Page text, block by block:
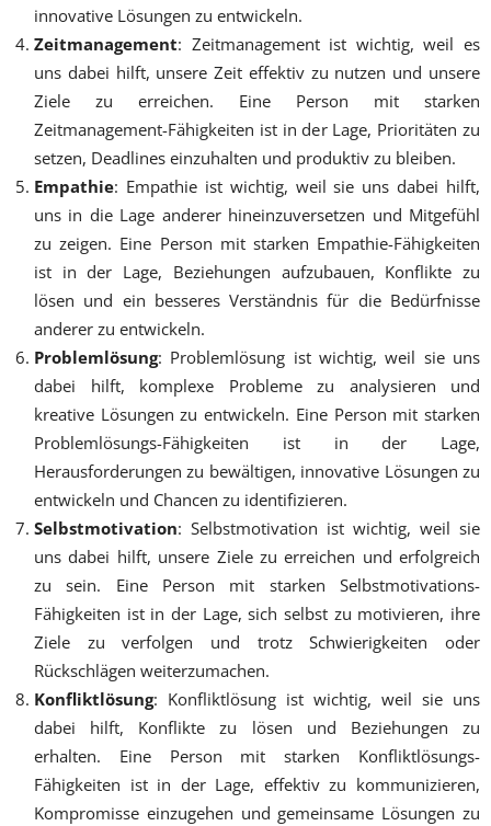
innovative Lösungen zu entwickeln.
Zeitmanagement: Zeitmanagement ist wichtig, weil es
uns dabei hilft, unsere Zeit effektiv zu nutzen und unsere
Ziele zu erreichen. Eine Person mit starken
Zeitmanagement-Fähigkeiten ist in der Lage, Prioritäten zu
setzen, Deadlines einzuhalten und produktiv zu bleiben.
Empathie: Empathie ist wichtig, weil sie uns dabei hilft,
uns in die Lage anderer hineinzuversetzen und Mitgefühl
zu zeigen. Eine Person mit starken Empathie-Fähigkeiten
ist in der Lage, Beziehungen aufzubauen, Konflikte zu
lösen und ein besseres Verständnis für die Bedürfnisse
anderer zu entwickeln.
Problemlösung: Problemlösung ist wichtig, weil sie uns
dabei hilft, komplexe Probleme zu analysieren und
kreative Lösungen zu entwickeln. Eine Person mit starken
Problemlösungs-Fähigkeiten ist in der Lage,
Herausforderungen zu bewältigen, innovative Lösungen zu
entwickeln und Chancen zu identifizieren.
Selbstmotivation: Selbstmotivation ist wichtig, weil sie
uns dabei hilft, unsere Ziele zu erreichen und erfolgreich
zu sein. Eine Person mit starken Selbstmotivations-
Fähigkeiten ist in der Lage, sich selbst zu motivieren, ihre
Ziele zu verfolgen und trotz Schwierigkeiten oder
Rückschlägen weiterzumachen.
Konfliktlösung: Konfliktlösung ist wichtig, weil sie uns
dabei hilft, Konflikte zu lösen und Beziehungen zu
erhalten. Eine Person mit starken Konfliktlösungs-
Fähigkeiten ist in der Lage, effektiv zu kommunizieren,
Kompromisse einzugehen und gemeinsame Lösungen zu